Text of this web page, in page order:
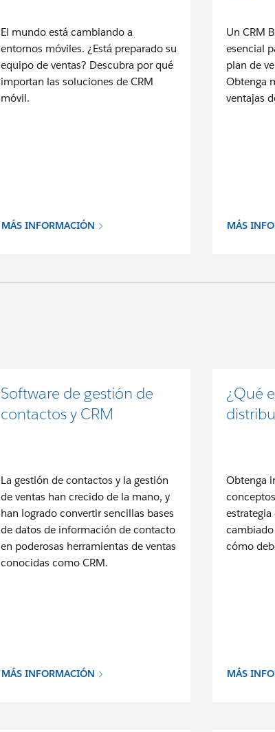
El mundo está cambiando a
entornos móviles. ¿Está preparado su
equipo de ventas? Descubra por qué
importan las soluciones de CRM
móvil.
MÁS INFORMACIÓN
Un CRM
esencial
plan de
Obtenga
ventajas
MÁS
Software de gestión de
contactos y CRM
La gestión de contactos y la gestión
de ventas han crecido de la mano, y
han logrado convertir sencillas bases
de datos de información de contacto
en poderosas herramientas de ventas
conocidas como CRM.
MÁS INFORMACIÓN
¿Qué
Obtenga
cómo
MÁS